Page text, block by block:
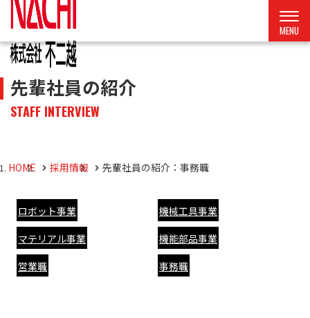
先輩社員の紹介
STAFF INTERVIEW
HOME 採用情報 先輩社員の紹介：事務職
ロボット事業
機械工具事業
マテリアル事業
機能部品事業
営業職
事務職